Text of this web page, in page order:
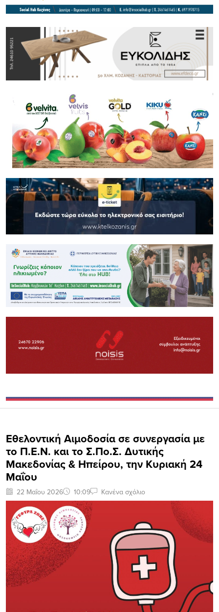
Εθελοντική Αιμοδοσία σε συνεργασία με
το Π.Ε.Ν. και το Σ.Πο.Σ. Δυτικής
Μακεδονίας & Ηπείρου, την Κυριακή 24
Μαΐου
22 Μαΐου 2026 10:09 Κανένα σχόλιο